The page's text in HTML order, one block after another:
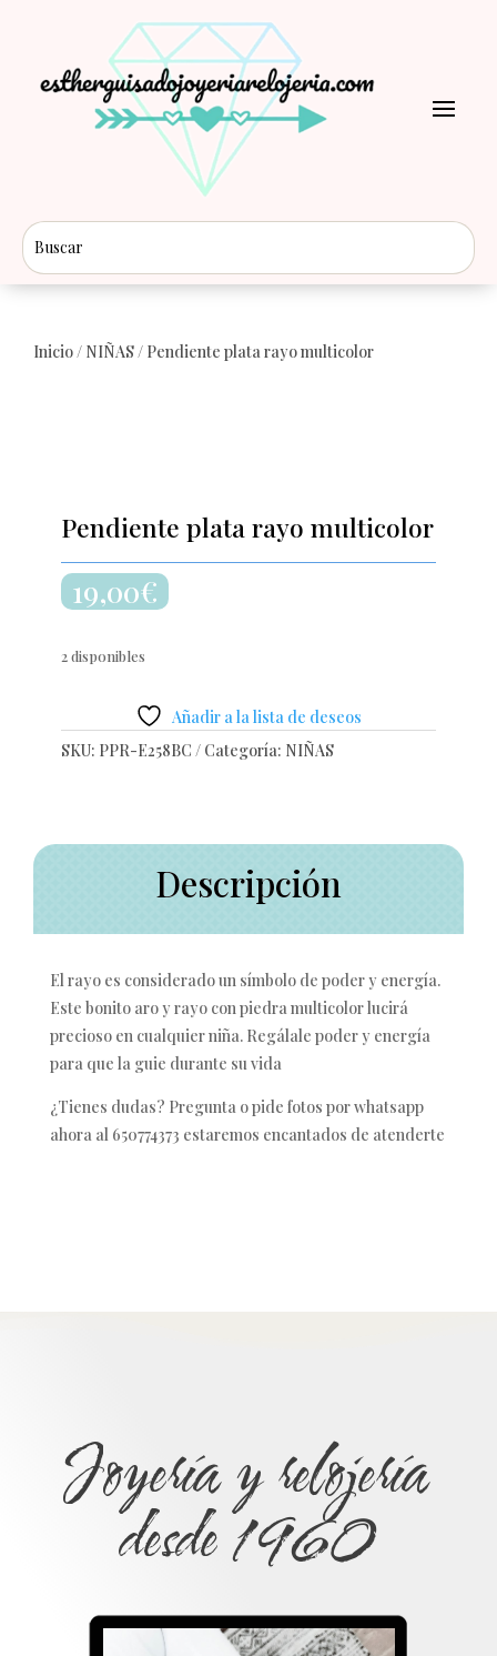
Inicio / NIÑAS / Pendiente plata rayo multicolor
Pendiente plata rayo multicolor
19,00€
2 disponibles
Añadir a la lista de deseos
SKU: PPR-E258BC Categoría: NIÑAS
Descripción
El rayo es considerado un símbolo de poder y energía.
Este bonito aro y rayo con piedra multicolor lucirá
precioso en cualquier niña. Regálale poder y energía
para que la guie durante su vida
¿Tienes dudas? Pregunta o pide fotos por whatsapp
ahora al 650774373 estaremos encantados de atenderte
Joyería y relojería
desde 1960